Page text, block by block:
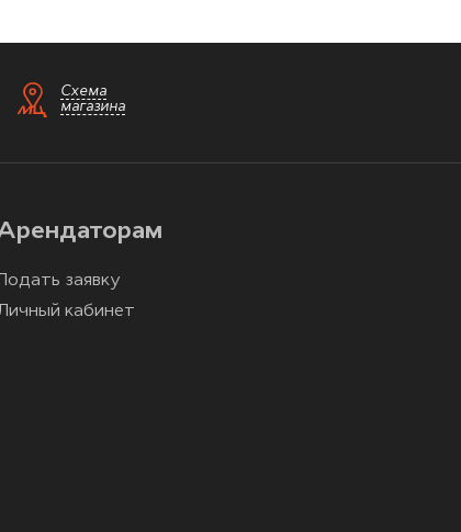
Схема
магазина
заявку
кабинет